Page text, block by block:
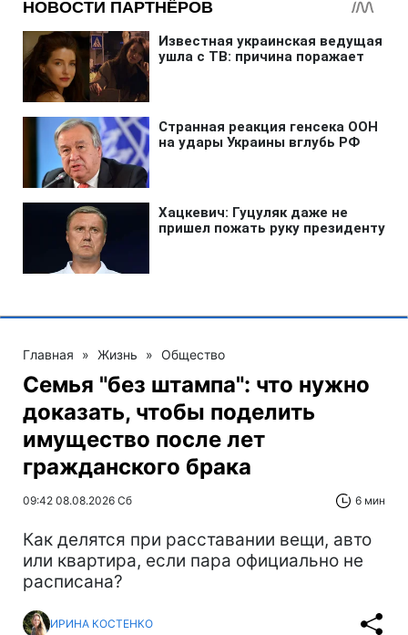
Главная » Жизнь » Общество
Семья "без штампа": что нужно
доказать, чтобы поделить
имущество после лет
гражданского брака
09:42 08.08.2026 Сб 6 мин
Как делятся при расставании вещи, авто
или квартира, если пара официально не
расписана?
ИРИНА КОСТЕНКО